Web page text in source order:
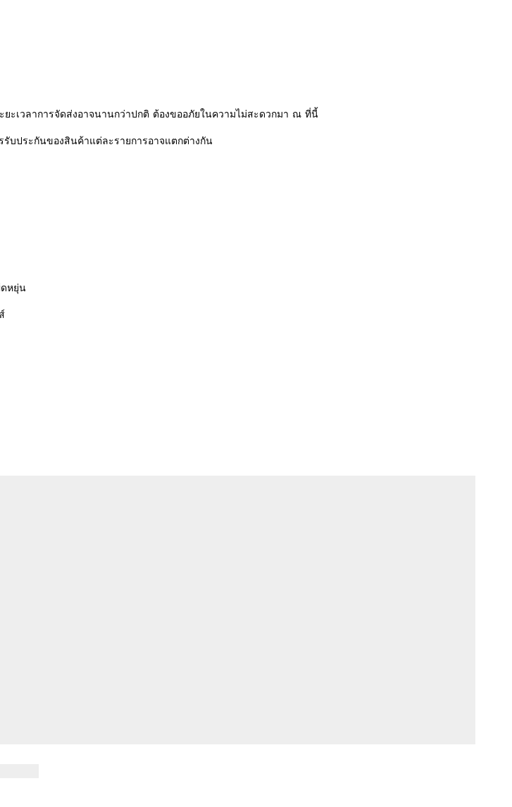
ะเวลาการจัดส่งอาจนานกว่าปกติ ต้องขออภัยในความไม่สะดวกมา ณ ที่นี้
บประกันของสินค้าแต่ละรายการอาจแตกต่างกัน
หยุ่น